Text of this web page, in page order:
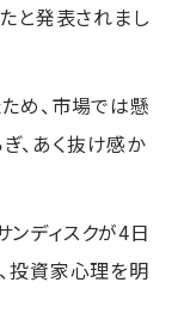
と発表されまし
め、市場では懸
、あく抜け感か
ディスクが4日
投資家心理を明